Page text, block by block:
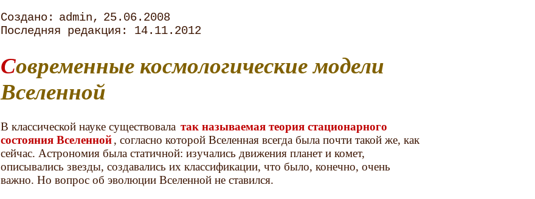
admin
25.06.2008
14.11.2012
Современные космологические модели
Вселенной
В классической науке существовала так называемая теория стационарного
состояния Вселенной, согласно которой Вселенная всегда была почти такой же, как
сейчас. Астрономия была статичной: изучались движения планет и комет,
описывались звезды, создавались их классификации, что было, конечно, очень
важно. Но вопрос об эволюции Вселенной не ставился.